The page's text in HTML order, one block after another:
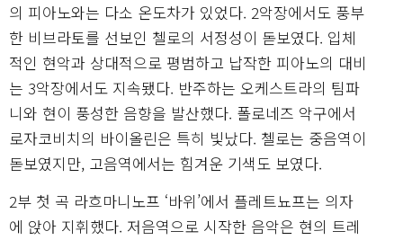
의 피아노와는 다소 온도차가 있었다. 2악장에서도 풍부
한 비브라토를 선보인 첼로의 서정성이 돋보였다. 입체
적인 현악과 상대적으로 평범하고 납작한 피아노의 대비
는 3악장에서도 지속됐다. 반주하는 오케스트라의 팀파
니와 현이 풍성한 음향을 발산했다. 폴로네즈 악구에서
로자코비치의 바이올린은 특히 빛났다. 첼로는 중음역이
돋보였지만, 고음역에서는 힘겨운 기색도 보였다.
2부 첫 곡 라흐마니노프 ‘바위’에서 플레트뇨프는 의자
에 앉아 지휘했다. 저음역으로 시작한 음악은 현의 트레